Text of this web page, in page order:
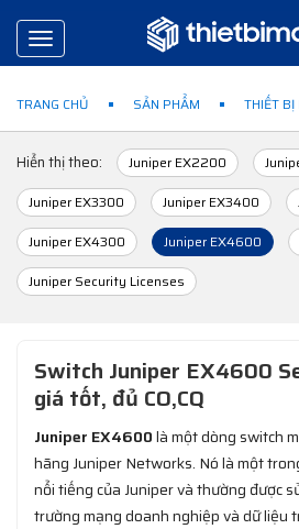
Toggle
navigation
TRANG CHỦ SẢN PHẨM THIẾT BỊ
Hiển thị theo: Juniper EX2200
Juniper EX3300
Juniper EX3400
Juniper EX4300
Juniper EX4600
Juniper Security Licenses
Switch Juniper EX4600
giá tốt, đủ CO,CQ
Juniper EX4600là một dòng switch
hãng Juniper Networks. Nó là một
nổi tiếng của Juniper và thường được
trường mạng doanh nghiệp và dữ liệu